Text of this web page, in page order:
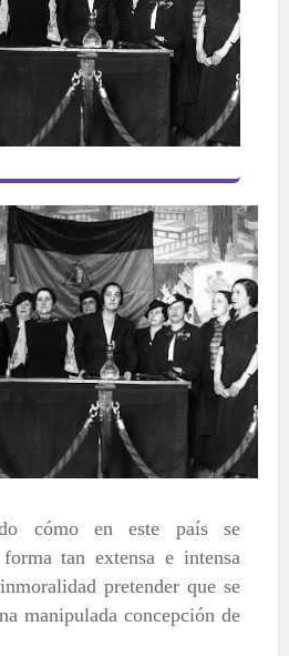
cómo en este país se
tan extensa e intensa
pretender que se
manipulada concepción de